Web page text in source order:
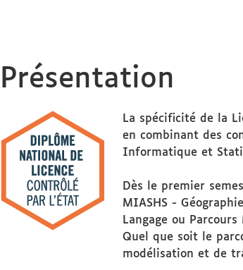
Présentation
La spécificité de la
en combinant des
Informatique et
Dès le premier
MIASHS -
Langage ou
Quel que soit le
modélisation et de